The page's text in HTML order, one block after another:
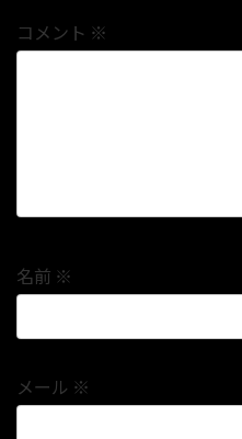
コメント ※
名前 ※
メール ※